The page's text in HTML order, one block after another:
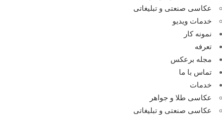
عکاسی صنعتی و تبلیغاتی
خدمات ویدیو
نمونه کار
تعرفه
مجله برعکس
تماس با ما
خدمات
عکاسی طلا و جواهر
عکاسی صنعتی و تبلیغاتی